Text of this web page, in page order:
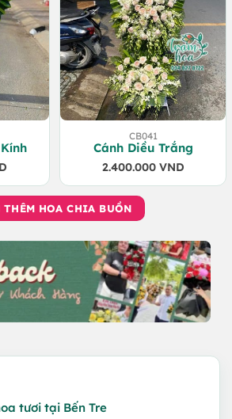
CB041
Cánh Diều Trắng
2.400.000 VND
THÊM HOA CHIA BUỒN
tươi tại Bến Tre